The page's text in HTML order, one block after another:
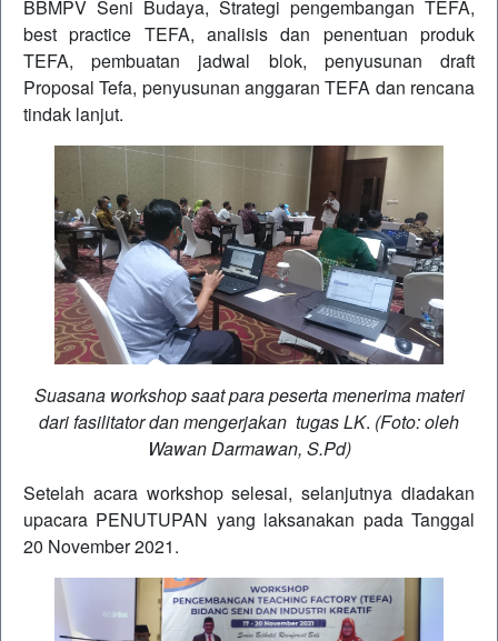
BBMPV Seni Budaya, Strategi pengembangan TEFA,
best practice TEFA, analisis dan penentuan produk
TEFA, pembuatan jadwal blok, penyusunan draft
Proposal Tefa, penyusunan anggaran TEFA dan rencana
tindak lanjut.
Suasana workshop saat para peserta menerima materi
dari fasilitator dan mengerjakan tugas LK. (Foto: oleh
Wawan Darmawan, S.Pd)
Setelah acara workshop selesai, selanjutnya diadakan
upacara PENUTUPAN yang laksanakan pada Tanggal
20 November 2021.